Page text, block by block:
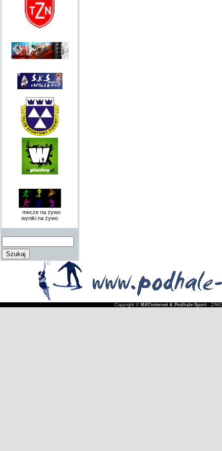
mecze na żywo
wyniki na żywo
Copyright © MATinternet & Podhale-Sport-